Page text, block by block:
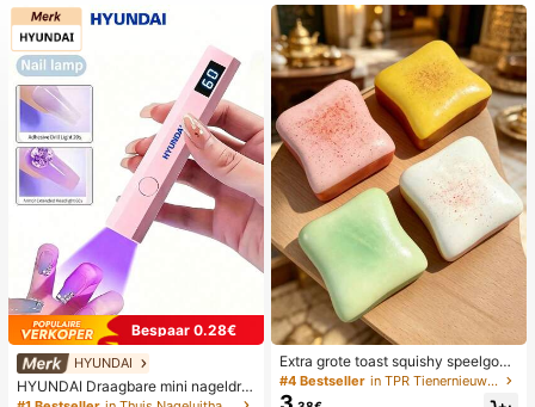
Bespaar 0.28€
HYUNDAI
HYUNDAI Draagbare mini nageldro
ger, oplaadbare handlamp UV/LED
Extra grote toast squishy speelgoe
d, superzachte boter toast stressve
rlichtend knijpspeelgoed, verkrijgba
#4 Bestseller in TPR Tienernieuwigheid en grappenspeelgoed